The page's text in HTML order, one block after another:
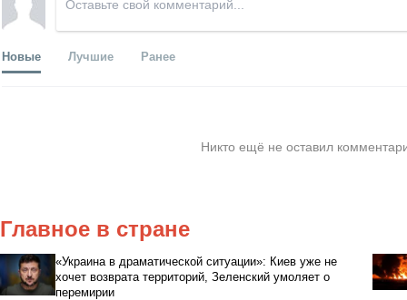
Новые Лучшие Ранее
Никто ещё не оставил
Главное в стране
«Украина в драматической ситуации»: Киев уже не
хочет возврата территорий, Зеленский умоляет о
перемирии